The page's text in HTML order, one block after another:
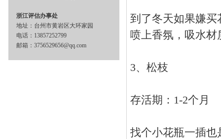
浙江评估办事处
地址：台州市黄岩区大环家园
电话：13857252799
邮箱：3756529656@qq.com
到了冬天如果嫌
喷上香氛，吸水
3、松枝
存活期：1-2个月
找个小花瓶一插也